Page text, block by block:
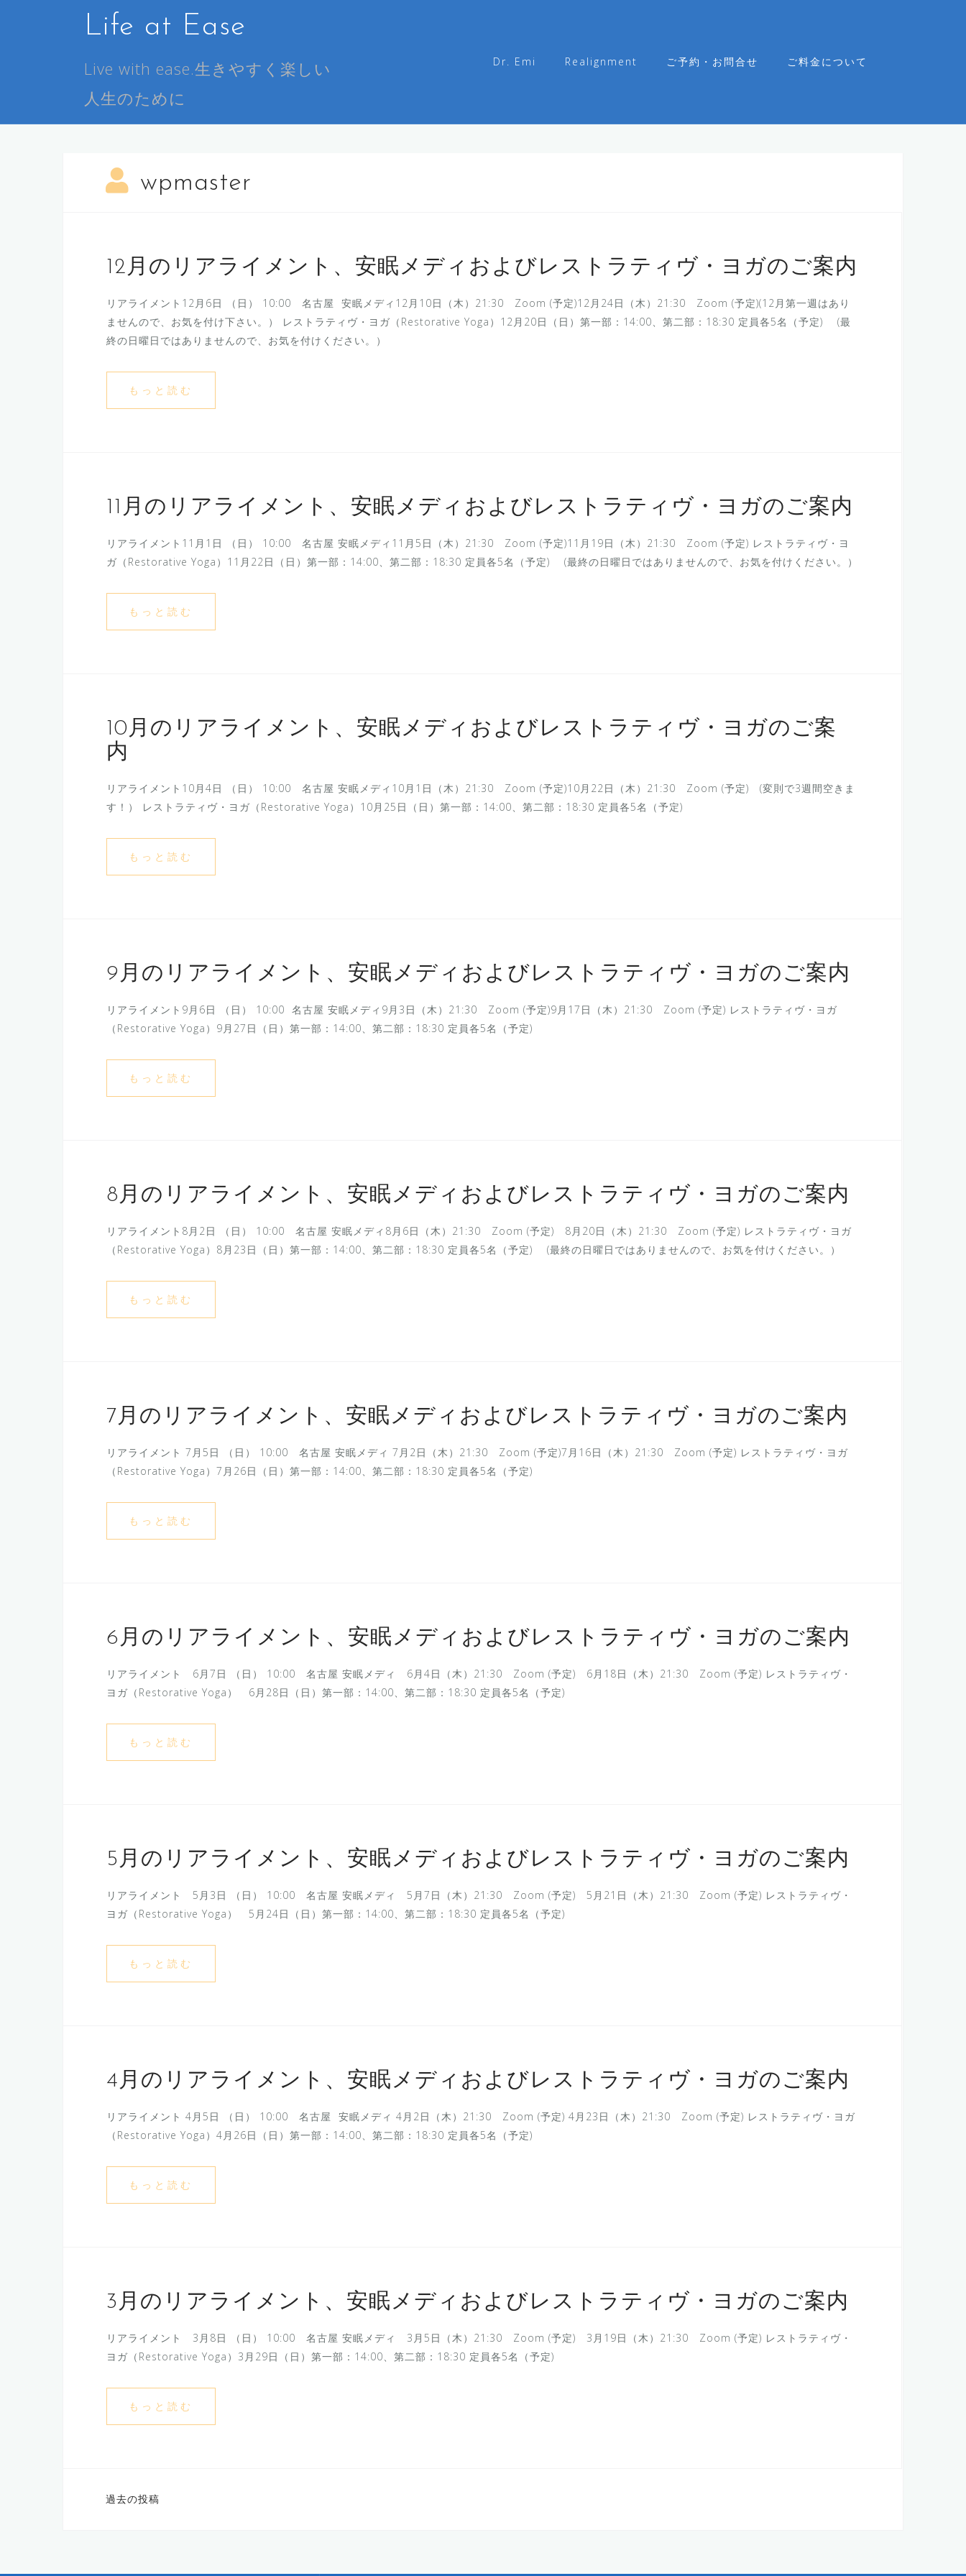
Life at Ease
Live with ease.生きやすく楽しい
人生のために
Dr. Emi Realignment ご予約・お問合せ ご料金について
wpmaster
12月のリアライメント、安眠メディおよびレストラティヴ・ヨガのご案内
リアライメント12月6日 （日） 10:00 名古屋 安眠メディ12月10日（木）21:30 Zoom (予定)12月24日（木）21:30 Zoom (予定)(12月第一週はあり
ませんので、お気を付け下さい。） レストラティヴ・ヨガ（Restorative Yoga）12月20日（日）第一部：14:00、第二部：18:30 定員各5名（予定) (最
終の日曜日ではありませんので、お気を付けください。）
もっと読む
11月のリアライメント、安眠メディおよびレストラティヴ・ヨガのご案内
リアライメント11月1日 （日） 10:00 名古屋 安眠メディ11月5日（木）21:30 Zoom (予定)11月19日（木）21:30 Zoom (予定) レストラティヴ・ヨ
ガ（Restorative Yoga）11月22日（日）第一部：14:00、第二部：18:30 定員各5名（予定) (最終の日曜日ではありませんので、お気を付けください。）
もっと読む
10月のリアライメント、安眠メディおよびレストラティヴ・ヨガのご案
内
リアライメント10月4日 （日） 10:00 名古屋 安眠メディ10月1日（木）21:30 Zoom (予定)10月22日（木）21:30 Zoom (予定) (変則で3週間空きま
す！） レストラティヴ・ヨガ（Restorative Yoga）10月25日（日）第一部：14:00、第二部：18:30 定員各5名（予定)
もっと読む
9月のリアライメント、安眠メディおよびレストラティヴ・ヨガのご案内
リアライメント9月6日 （日） 10:00 名古屋 安眠メディ9月3日（木）21:30 Zoom (予定)9月17日（木）21:30 Zoom (予定) レストラティヴ・ヨガ
（Restorative Yoga）9月27日（日）第一部：14:00、第二部：18:30 定員各5名（予定)
もっと読む
8月のリアライメント、安眠メディおよびレストラティヴ・ヨガのご案内
リアライメント8月2日 （日） 10:00 名古屋 安眠メディ8月6日（木）21:30 Zoom (予定) 8月20日（木）21:30 Zoom (予定) レストラティヴ・ヨガ
（Restorative Yoga）8月23日（日）第一部：14:00、第二部：18:30 定員各5名（予定) (最終の日曜日ではありませんので、お気を付けください。）
もっと読む
7月のリアライメント、安眠メディおよびレストラティヴ・ヨガのご案内
リアライメント 7月5日 （日） 10:00 名古屋 安眠メディ 7月2日（木）21:30 Zoom (予定)7月16日（木）21:30 Zoom (予定) レストラティヴ・ヨガ
（Restorative Yoga）7月26日（日）第一部：14:00、第二部：18:30 定員各5名（予定)
もっと読む
6月のリアライメント、安眠メディおよびレストラティヴ・ヨガのご案内
リアライメント 6月7日 （日） 10:00 名古屋 安眠メディ 6月4日（木）21:30 Zoom (予定) 6月18日（木）21:30 Zoom (予定) レストラティヴ・
ヨガ（Restorative Yoga） 6月28日（日）第一部：14:00、第二部：18:30 定員各5名（予定)
もっと読む
5月のリアライメント、安眠メディおよびレストラティヴ・ヨガのご案内
リアライメント 5月3日 （日） 10:00 名古屋 安眠メディ 5月7日（木）21:30 Zoom (予定) 5月21日（木）21:30 Zoom (予定) レストラティヴ・
ヨガ（Restorative Yoga） 5月24日（日）第一部：14:00、第二部：18:30 定員各5名（予定)
もっと読む
4月のリアライメント、安眠メディおよびレストラティヴ・ヨガのご案内
リアライメント 4月5日 （日） 10:00 名古屋 安眠メディ 4月2日（木）21:30 Zoom (予定) 4月23日（木）21:30 Zoom (予定) レストラティヴ・ヨガ
（Restorative Yoga）4月26日（日）第一部：14:00、第二部：18:30 定員各5名（予定)
もっと読む
3月のリアライメント、安眠メディおよびレストラティヴ・ヨガのご案内
リアライメント 3月8日 （日） 10:00 名古屋 安眠メディ 3月5日（木）21:30 Zoom (予定) 3月19日（木）21:30 Zoom (予定) レストラティヴ・
ヨガ（Restorative Yoga）3月29日（日）第一部：14:00、第二部：18:30 定員各5名（予定)
もっと読む
投
過去の投稿